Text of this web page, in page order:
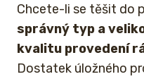
Chcete-li se těšit do
správný typ a
kvalitu provedení
Dostatek úložného